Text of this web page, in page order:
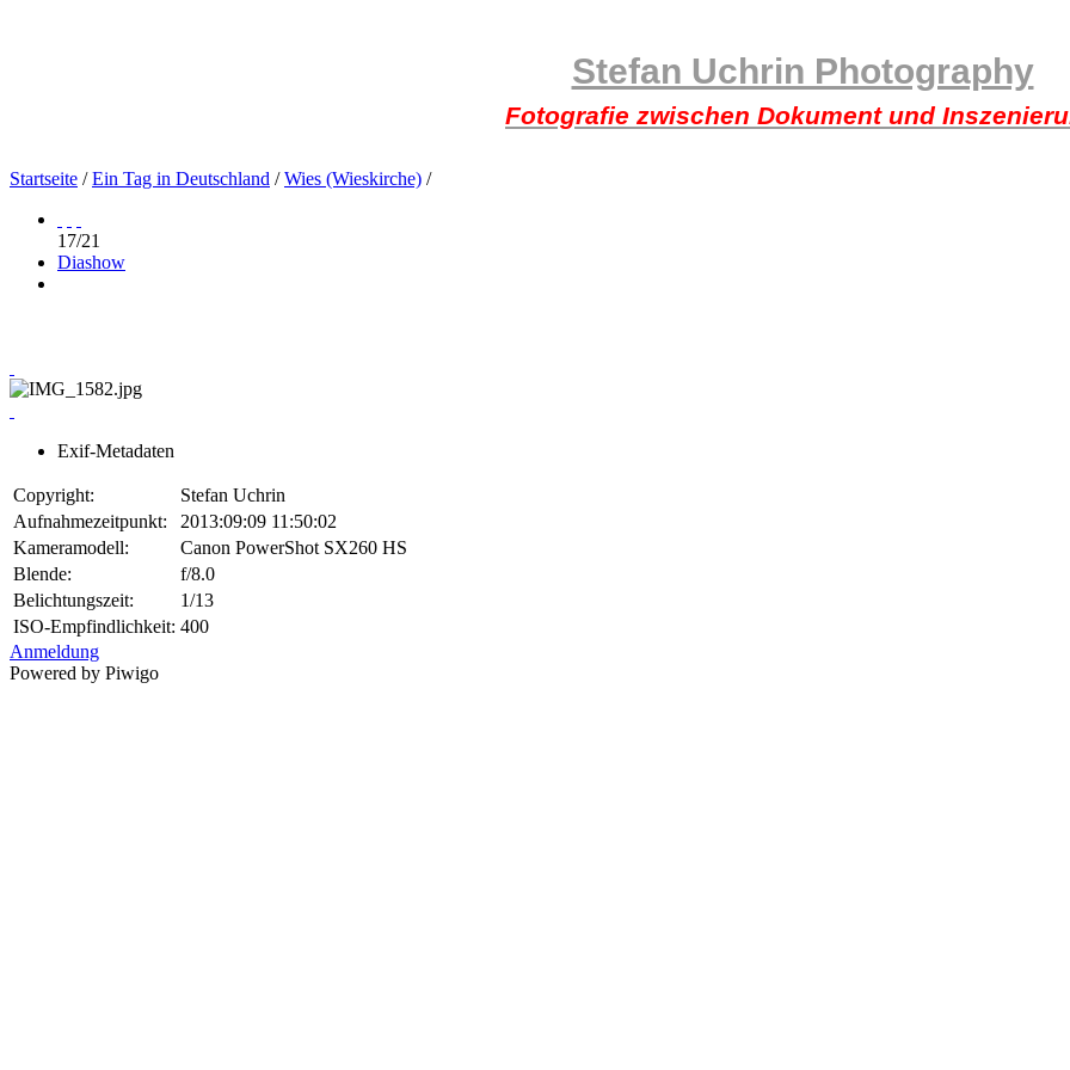
Stefan Uchrin Photography
Fotografie zwischen Dokument und
Startseite /Ein Tag in Deutschland /Wies (Wieskirche) /
17/21
Diashow
Exif-Metadaten
Copyright:
Stefan Uchrin
Aufnahmezeitpunkt:
2013:09:09 11:50:02
Kameramodell:
Canon PowerShot SX260 HS
Blende:
f/8.0
Belichtungszeit:
1/13
ISO-Empfindlichkeit: 400
Anmeldung
Powered by Piwigo